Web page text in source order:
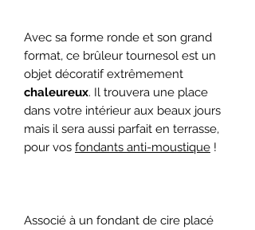
Avec sa forme ronde et son grand
format, ce brûleur tournesol est un
objet décoratif extrêmement
chaleureux. Il trouvera une place
dans votre intérieur aux beaux jours
mais il sera aussi parfait en terrasse,
pour vos fondants anti-moustique !
Associé à un fondant de cire placé